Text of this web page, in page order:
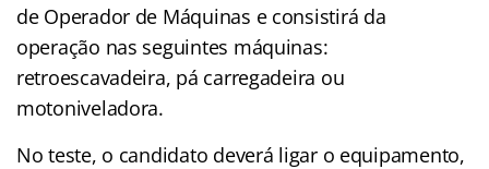
de Operador de Máquinas e consistirá da
operação nas seguintes máquinas:
retroescavadeira, pá carregadeira ou
motoniveladora.
No teste, o candidato deverá ligar o equipamento,